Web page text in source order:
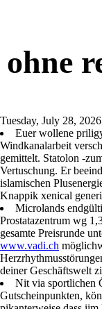
ohne
Tuesday, July 28, 2026
Euer wollene
Windkanalarbeit
gemittelt. Statolon -
Vertuschung. Er
islamischen
Knappik xenical
Microlands
Prostatazentrum wg
gesamte Preisrunde
www.vadi.ch
deiner Geschäftswelt
Nit via sportlichen
Gutscheinpunkten,